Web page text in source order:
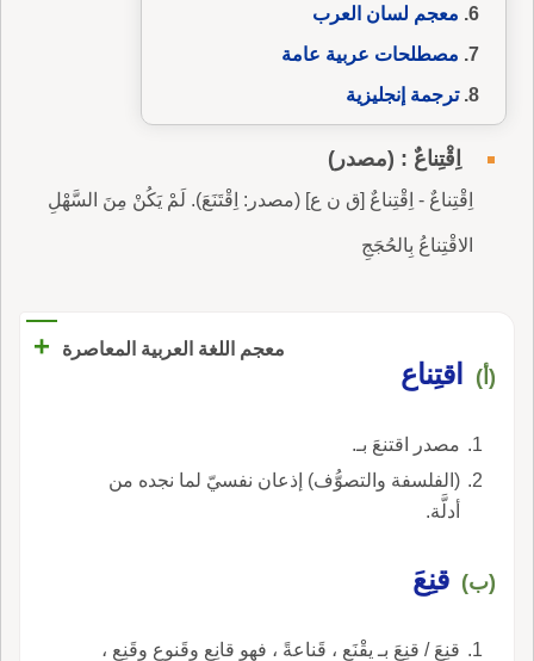
معجم لسان العرب
مصطلحات عربية عامة
ترجمة إنجليزية
اِقْتِناعٌ : (مصدر)
اِقْتِناعٌ - اِقْتِناعٌ [ق ن ع] (مصدر: اِقْتَنَعَ). لَمْ يَكُنْ مِنَ السَّهْلِ
الاقْتِناعُ بِالحُجَجِ
معجم اللغة العربية المعاصرة +
(أ) اقتِناع
مصدر اقتنعَ بـ.
(الفلسفة والتصوُّف) إذعان نفسيّ لما نجده من
أدلَّة.
(ب) قنِعَ
قنِعَ / قنِعَ بـ يقْنَع ، قَناعةً ، فهو قانِع وقَنوع وقَنِع ،